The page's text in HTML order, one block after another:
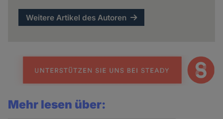
Weitere Artikel des Autoren
Mehr lesen über: